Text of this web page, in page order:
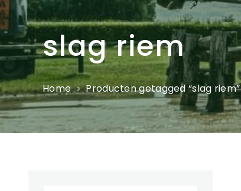
slag riem
Home Producten getagged “slag riem”